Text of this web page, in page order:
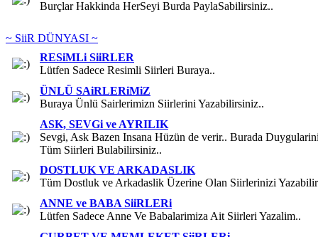
Burçlar Hakkinda HerSeyi Burda PaylaSabilirsiniz..
~ SiiR DÜNYASI ~
RESiMLi SiiRLER
Lütfen Sadece Resimli Siirleri Buraya..
ÜNLÜ SAiRLERiMiZ
Buraya Ünlü Sairlerimizn Siirlerini Yazabilirsiniz..
ASK, SEVGi ve AYRILIK
Sevgi, Ask Bazen Insana Hüzün de verir.. Burada
Tüm Siirleri Bulabilirsiniz..
DOSTLUK VE ARKADASLIK
Tüm Dostluk ve Arkadaslik Üzerine Olan Siirlerinizi
ANNE ve BABA SiiRLERi
Lütfen Sadece Anne Ve Babalarimiza Ait Siirleri Yazalim..